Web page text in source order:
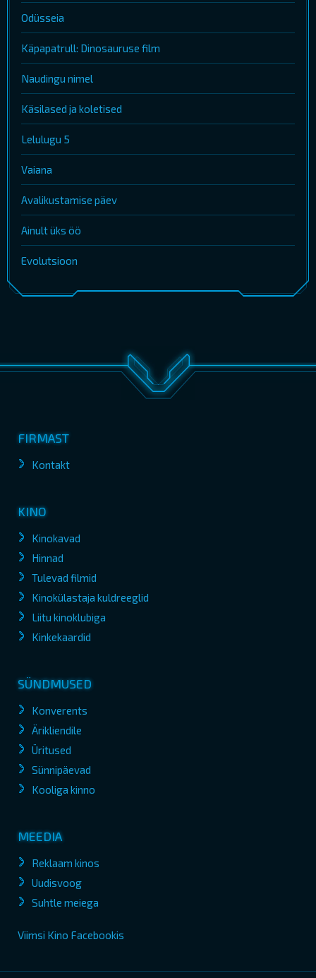
Odüsseia
Käpapatrull: Dinosauruse film
Naudingu nimel
Käsilased ja koletised
Lelulugu 5
Vaiana
Avalikustamise päev
Ainult üks öö
Evolutsioon
FIRMAST
Kontakt
KINO
Kinokavad
Hinnad
Tulevad filmid
Kinokülastaja kuldreeglid
Liitu kinoklubiga
Kinkekaardid
SÜNDMUSED
Konverents
Ärikliendile
Üritused
Sünnipäevad
Kooliga kinno
MEEDIA
Reklaam kinos
Uudisvoog
Suhtle meiega
Viimsi Kino Facebookis